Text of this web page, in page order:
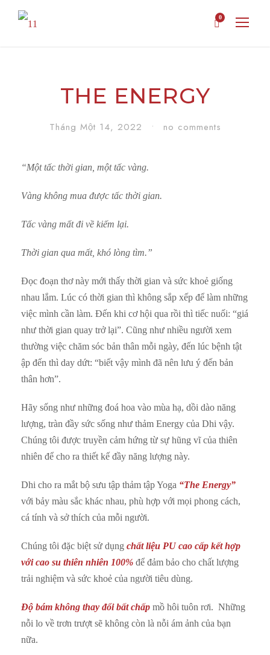
0
THE ENERGY
Tháng Một 14, 2022 • no comments
“Một tấc thời gian, một tấc vàng.
Vàng không mua được tấc thời gian.
Tấc vàng mất đi về kiếm lại.
Thời gian qua mất, khó lòng tìm.”
Đọc đoạn thơ này mới thấy thời gian và sức khoẻ giống
nhau lắm. Lúc có thời gian thì không sắp xếp để làm những
việc mình cần làm. Đến khi cơ hội qua rồi thì tiếc nuối: “giá
như thời gian quay trở lại”. Cũng như nhiều người xem
thường việc chăm sóc bản thân mỗi ngày, đến lúc bệnh tật
ập đến thì day dứt: “biết vậy mình đã nên lưu ý đến bản
thân hơn”.
Hãy sống như những đoá hoa vào mùa hạ, dồi dào năng
lượng, tràn đầy sức sống như thảm Energy của Dhi vậy.
Chúng tôi được truyền cảm hứng từ sự hũng vĩ của thiên
nhiên để cho ra thiết kế đầy năng lượng này.
Dhi cho ra mắt bộ sưu tập thảm tập Yoga “The Energy”
với bảy màu sắc khác nhau, phù hợp với mọi phong cách,
cá tính và sở thích của mỗi người.
Chúng tôi đặc biệt sử dụng chất liệu PU cao cấp kết hợp
với cao su thiên nhiên 100% để đảm bảo cho chất lượng
trải nghiệm và sức khoẻ của người tiêu dùng.
Độ bám không thay đổi bất chấp mồ hôi tuôn rơi. Những
nỗi lo về trơn trượt sẽ không còn là nỗi ám ảnh của bạn
nữa.